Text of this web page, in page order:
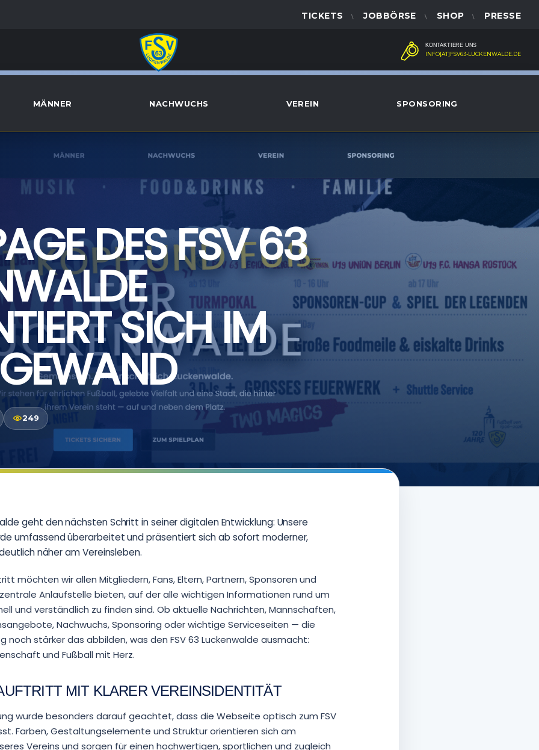
TICKETS JOBBÖRSE SHOP PRESSE
KONTAKTIERE UNS
INFO[AT]FSV63-LUCKENWALDE.DE
MÄNNER NACHWUCHS VEREIN SPONSORING
DES FSV 63
SICH IM
249
geht den nächsten Schritt in seiner digitalen Entwicklung: Unsere
umfassend überarbeitet und präsentiert sich ab sofort moderner,
näher am Vereinsleben.
möchten wir allen Mitgliedern, Fans, Eltern, Partnern, Sponsoren und
Anlaufstelle bieten, auf der alle wichtigen Informationen rund um
und verständlich zu finden sind. Ob aktuelle Nachrichten, Mannschaften,
Nachwuchs, Sponsoring oder wichtige Serviceseiten — die
noch stärker das abbilden, was den FSV 63 Luckenwalde ausmacht:
und Fußball mit Herz.
MIT KLARER VEREINSIDENTITÄT
wurde besonders darauf geachtet, dass die Webseite optisch zum FSV
Farben, Gestaltungselemente und Struktur orientieren sich am
Vereins und sorgen für einen hochwertigen, sportlichen und zugleich